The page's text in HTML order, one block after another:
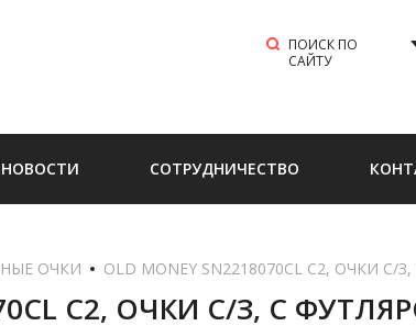
ПОИСК ПО
САЙТУ
НОВОСТИ СОТРУДНИЧЕСТВО
ОЧКИ
OLD MONEY SN2218070CL C2, ОЧКИ С/
C2, ОЧКИ С/З, С